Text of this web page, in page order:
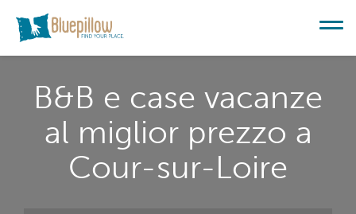
B&B e case vacanze
al miglior prezzo a
Cour-sur-Loire